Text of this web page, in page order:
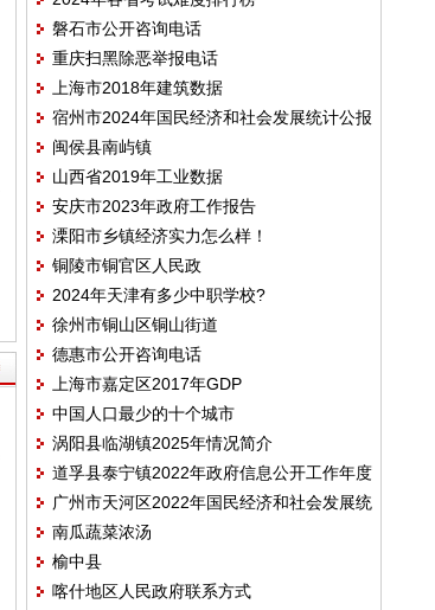
磐石市公开咨询电话
重庆扫黑除恶举报电话
上海市2018年建筑数据
宿州市2024年国民经济和社会发展统计公报
闽侯县南屿镇
山西省2019年工业数据
安庆市2023年政府工作报告
溧阳市乡镇经济实力怎么样！
铜陵市铜官区人民政
2024年天津有多少中职学校?
徐州市铜山区铜山街道
德惠市公开咨询电话
上海市嘉定区2017年GDP
中国人口最少的十个城市
涡阳县临湖镇2025年情况简介
道孚县泰宁镇2022年政府信息公开工作年度
报告
广州市天河区2022年国民经济和社会发展统
计公报
南瓜蔬菜浓汤
榆中县
喀什地区人民政府联系方式